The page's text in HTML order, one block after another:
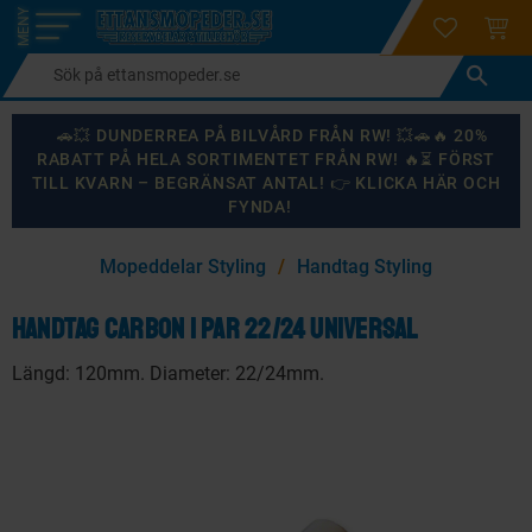
Meny
login
🚗💥 DUNDERREA PÅ BILVÅRD FRÅN RW! 💥🚗🔥 20%
RABATT PÅ HELA SORTIMENTET FRÅN RW! 🔥⏳ FÖRST
TILL KVARN – BEGRÄNSAT ANTAL! 👉 KLICKA HÄR OCH
FYNDA!
KANSKE NÅGON AV DESSA PRODUKTER KAN INTRESSERA
DIG?
Mopeddelar Styling Handtag Styling
Handtag Carbon 1 par 22/24 Universal
Längd: 120mm. Diameter: 22/24mm.